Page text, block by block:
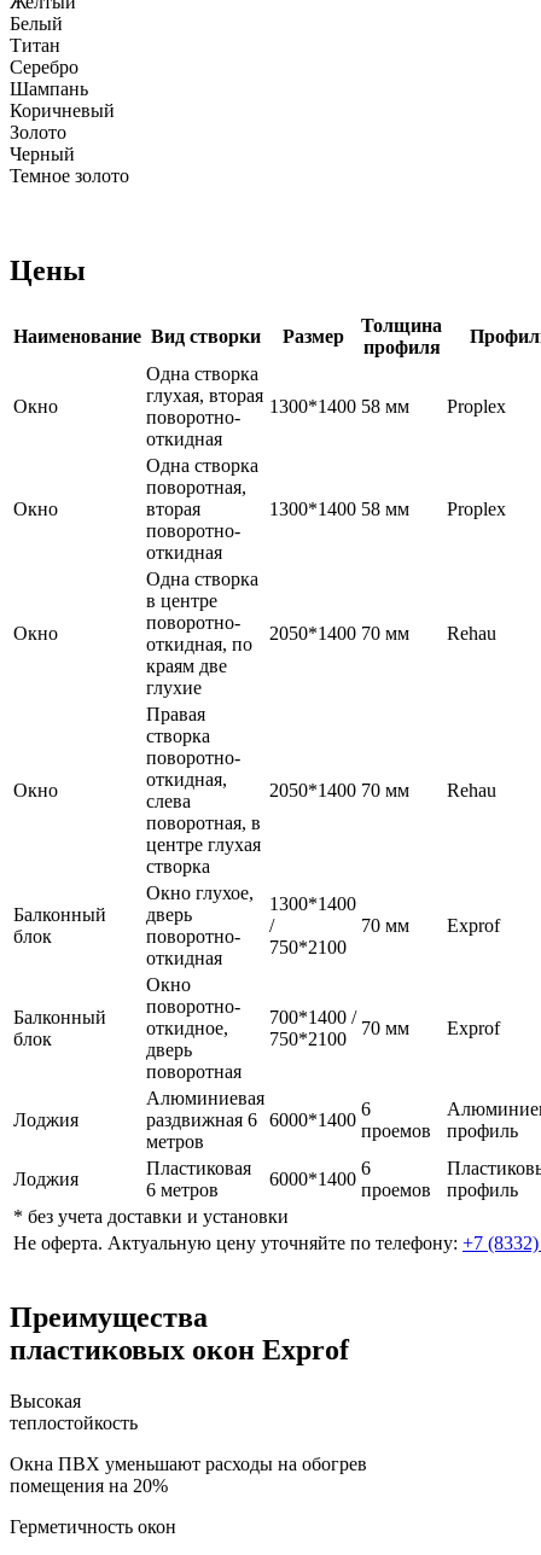
Белый
Титан
Серебро
Шампань
Коричневый
Золото
Черный
Темное золото
Цены
Наименование Вид створки Размер
Толщина
профиля
Окно
Одна створка
глухая, вторая
поворотно-
откидная
1300*1400 58 мм Proplex
Окно
Одна створка
поворотная,
вторая
поворотно-
откидная
1300*1400 58 мм Proplex
Окно
Одна створка
в центре
поворотно-
откидная, по
краям две
глухие
2050*1400 70 мм Rehau
Окно
Правая
створка
поворотно-
откидная,
слева
поворотная, в
центре глухая
створка
2050*1400 70 мм Rehau
Балконный
блок
Окно глухое,
дверь
поворотно-
откидная
1300*1400
/
750*2100
70 мм Exprof
Балконный
блок
Окно
поворотно-
откидное,
дверь
поворотная
700*1400 /
750*2100
70 мм Exprof
Лоджия
Алюминиевая
раздвижная 6
метров
6000*1400
6
проемов
профиль
Лоджия
Пластиковая
6 метров
6000*1400
6
проемов
профиль
* без учета доставки и установки
Не оферта. Актуальную цену уточняйте по телефону: +7
Преимущества
пластиковых окон Exprof
Высокая
теплостойкость
Окна ПВХ уменьшают расходы на обогрев
помещения на 20%
Герметичность окон